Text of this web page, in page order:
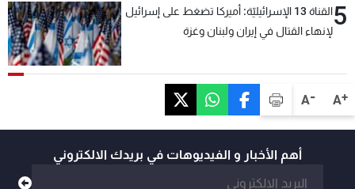
A+
A-
5
القناة 13 الإسرائيليّة: أميركا تضغط على إسرائيل
لإنهاء القتال في إيران ولبنان وغزة
أهم الأخبار و الفيديوهات في بريدك الالكتروني